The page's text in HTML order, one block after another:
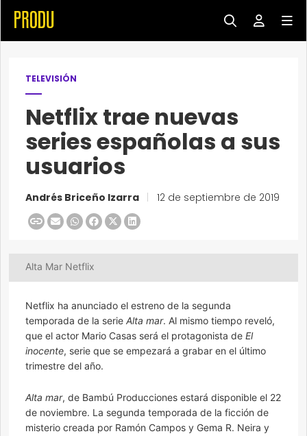
TELEVISIÓN
Netflix trae nuevas
series españolas a sus
usuarios
Andrés Briceño Izarra 12 de septiembre de 2019
Alta Mar Netflix
Netflix ha anunciado el estreno de la segunda
temporada de la serie Alta mar. Al mismo tiempo reveló,
que el actor Mario Casas será el protagonista de El
inocente, serie que se empezará a grabar en el último
trimestre del año.
Alta mar, de Bambú Producciones estará disponible el 22
de noviembre. La segunda temporada de la ficción de
misterio creada por Ramón Campos y Gema R. Neira y